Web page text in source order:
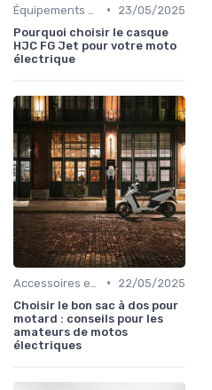
•
23/05/2025
Pourquoi choisir le casque
HJC FG Jet pour votre moto
électrique
•
22/05/2025
Choisir le bon sac à dos pour
motard : conseils pour les
amateurs de motos
électriques